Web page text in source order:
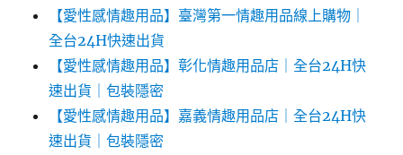
【愛性感情趣用品】臺灣第一情趣用品線上購物｜
全台24H快速出貨
【愛性感情趣用品】彰化情趣用品店｜全台24H快
速出貨｜包裝隱密
【愛性感情趣用品】嘉義情趣用品店｜全台24H快
速出貨｜包裝隱密